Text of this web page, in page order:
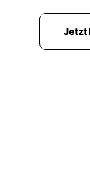
Jetzt